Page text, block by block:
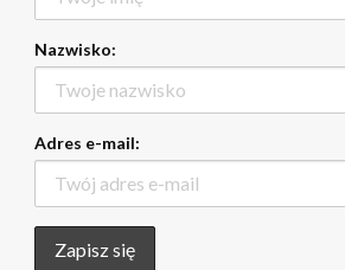
Nazwisko:
Adres e-mail: